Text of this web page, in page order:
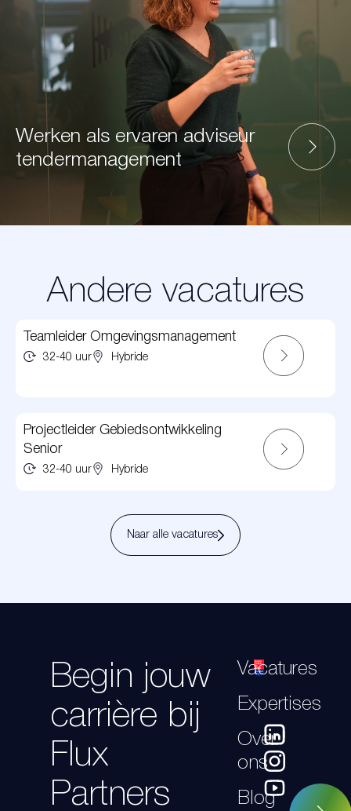
Werken als ervaren adviseur
tendermanagement
Andere vacatures
Teamleider Omgevingsmanagement
32-40 uur Hybride
Projectleider Gebiedsontwikkeling
Senior
32-40 uur Hybride
Naar alle vacatures
Begin jouw
carrière bij
Flux
Partners
Vacatures
Expertises
Over
ons
Blog